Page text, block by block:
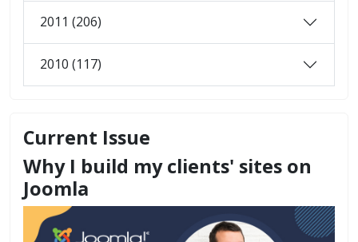
2011 (206)
2010 (117)
Current Issue
Why I build my clients' sites on
Joomla